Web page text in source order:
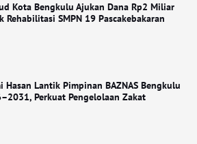
Kota Bengkulu Ajukan Dana Rp2 Miliar
Rehabilitasi SMPN 19 Pascakebakaran
Hasan Lantik Pimpinan BAZNAS Bengkulu
Perkuat Pengelolaan Zakat